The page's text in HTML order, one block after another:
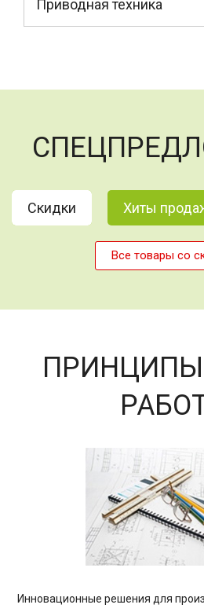
Приводная техника
Скидки Хиты
Все товары со
Инновационные решения для